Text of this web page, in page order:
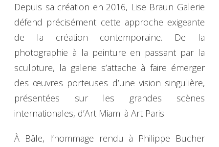
Depuis sa création en 2016, Lise Braun Galerie
défend précisément cette approche exigeante
de la création contemporaine. De la
photographie à la peinture en passant par la
sculpture, la galerie s’attache à faire émerger
des œuvres porteuses d’une vision singulière,
présentées sur les grandes scènes
internationales, d’Art Miami à Art Paris.
À Bâle, l’hommage rendu à Philippe Bucher